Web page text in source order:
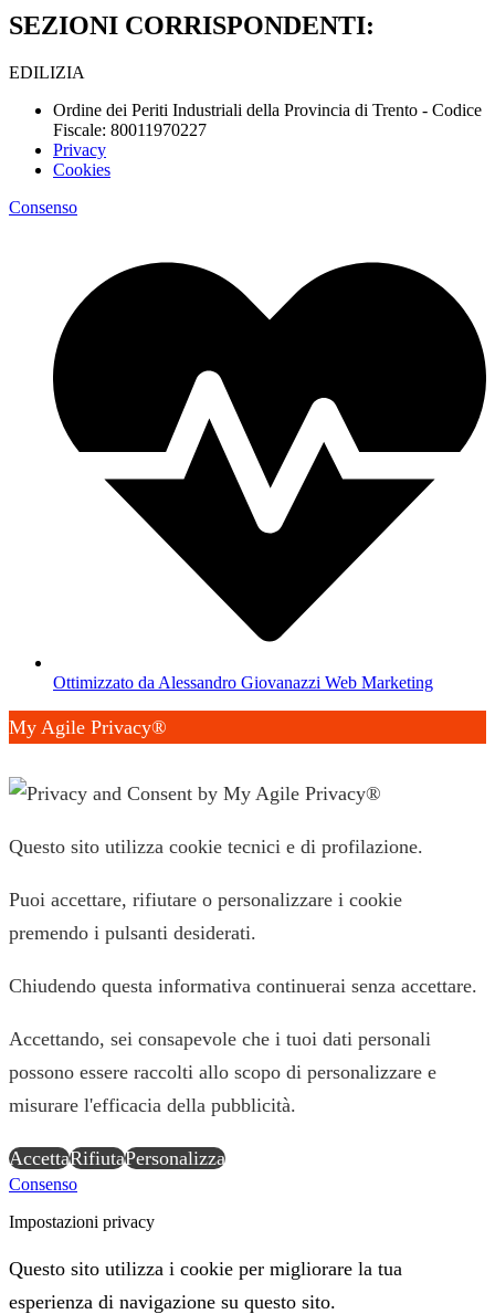
SEZIONI CORRISPONDENTI:
EDILIZIA
Ordine dei Periti Industriali della Provincia di Trento - Codice
Fiscale: 80011970227
Privacy
Cookies
Consenso
Ottimizzato da Alessandro Giovanazzi Web Marketing
My Agile Privacy®
Questo sito utilizza cookie tecnici e di profilazione.
Puoi accettare, rifiutare o personalizzare i cookie
premendo i pulsanti desiderati.
Chiudendo questa informativa continuerai senza accettare.
Accettando, sei consapevole che i tuoi dati personali
possono essere raccolti allo scopo di personalizzare e
misurare l'efficacia della pubblicità.
AccettaRifiutaPersonalizza
Consenso
Impostazioni privacy
Questo sito utilizza i cookie per migliorare la tua
esperienza di navigazione su questo sito.